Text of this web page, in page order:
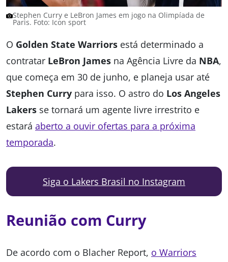
Stephen Curry e LeBron James em jogo na Olimpíada de
Paris. Foto: Icon sport
O Golden State Warriors está determinado a
contratar LeBron James na Agência Livre da NBA,
que começa em 30 de junho, e planeja usar até
Stephen Curry para isso. O astro do Los Angeles
Lakers se tornará um agente livre irrestrito e
estará aberto a ouvir ofertas para a próxima
temporada.
Siga o Lakers Brasil no Instagram
Reunião com Curry
De acordo com o Blacher Report, o Warriors